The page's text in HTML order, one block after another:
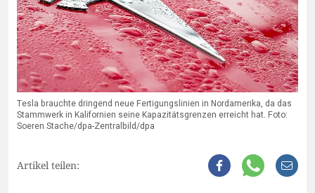
Tesla brauchte dringend neue Fertigungslinien in Nordamerika, da das
Stammwerk in Kalifornien seine Kapazitätsgrenzen erreicht hat. Foto:
Soeren Stache/dpa-Zentralbild/dpa
Artikel teilen: